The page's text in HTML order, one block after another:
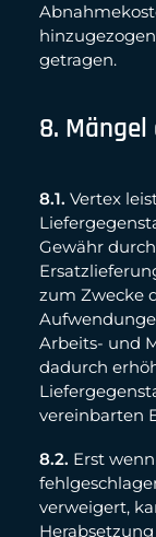
getragen.
8.
8.1. Vertex
Gewähr
zum Zwecke
Arbeits- und
dadurch
vereinbarten
8.2. Erst
verweigert,